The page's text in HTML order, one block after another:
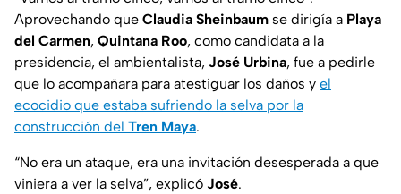
Aprovechando que Claudia Sheinbaum se dirigía a Playa
del Carmen, Quintana Roo, como candidata a la
presidencia, el ambientalista, José Urbina, fue a pedirle
que lo acompañara para atestiguar los daños y el
ecocidio que estaba sufriendo la selva por la
construcción del Tren Maya.
“No era un ataque, era una invitación desesperada a que
viniera a ver la selva”, explicó José.